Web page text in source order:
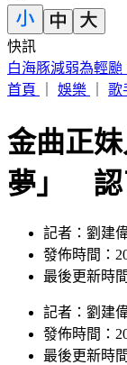
快訊
《活動消息》2026
首頁
娛樂 歌
金曲正
夢」 認
記者：劉建
發佈時間：
最後更新時
記者 ： 劉建
發佈時間：
最後更新時